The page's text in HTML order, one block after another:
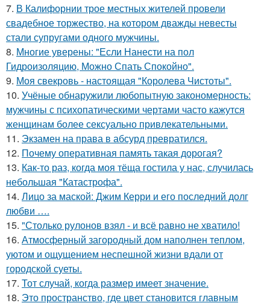
7. В Калифорнии трое местных жителей провели
свадебное торжество, на котором дважды невесты
стали супругами одного мужчины.
8. Многие уверены: "Если Нанести на пол
Гидроизоляцию, Можно Спать Спокойно".
9. Моя свекровь - настоящая "Королева Чистоты".
10. Учёные обнаружили любопытную закономерность:
мужчины с психопатическими чертами часто кажутся
женщинам более сексуально привлекательными.
11. Экзамен на права в абсурд превратился.
12. Почему оперативная память такая дорогая?
13. Как-то раз, когда моя тёща гостила у нас, случилась
небольшая "Катастрофа".
14. Лицо за маской: Джим Керри и его последний долг
любви ….
15. "Столько рулонов взял - и всё равно не хватило!
16. Атмосферный загородный дом наполнен теплом,
уютом и ощущением неспешной жизни вдали от
городской суеты.
17. Тот случай, когда размер имеет значение.
18. Это пространство, где цвет становится главным